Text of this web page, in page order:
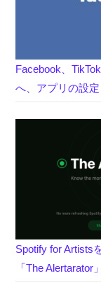
Facebook、
へ、アプリの設
Spotify for Artists
「The Alertarator」